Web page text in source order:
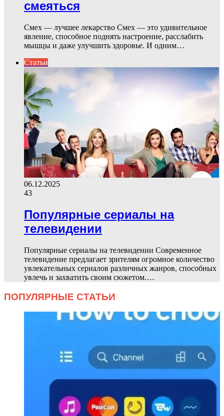
смеяться
Смех — лучшее лекарство Смех — это удивительное
явление, способное поднять настроение, расслабить
мышцы и даже улучшить здоровье. И одним…
Статьи
06.12.2025
43
Популярные сериалы на
телевидении
Популярные сериалы на телевидении Современное
телевидение предлагает зрителям огромное количество
увлекательных сериалов различных жанров, способных
увлечь и захватить своим сюжетом.…
ПОПУЛЯРНЫЕ СТАТЬИ